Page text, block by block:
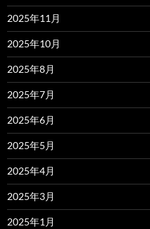
2025年11月
2025年10月
2025年8月
2025年7月
2025年6月
2025年5月
2025年4月
2025年3月
2025年1月